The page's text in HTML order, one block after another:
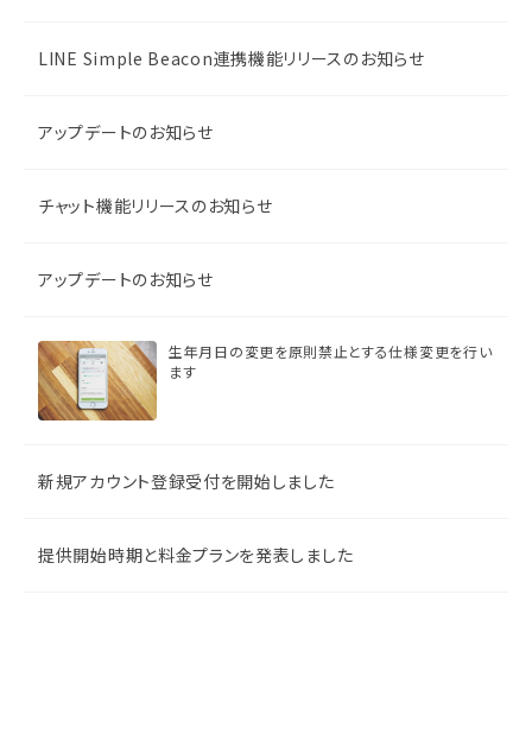
LINE Simple Beacon連携機能リリースのお知らせ
アップデートのお知らせ
チャット機能リリースのお知らせ
アップデートのお知らせ
生年月日の変更を原則禁止とする仕様変更を行い
ます
新規アカウント登録受付を開始しました
提供開始時期と料金プランを発表しました